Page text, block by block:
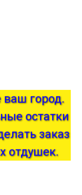
ваш город.
остатки